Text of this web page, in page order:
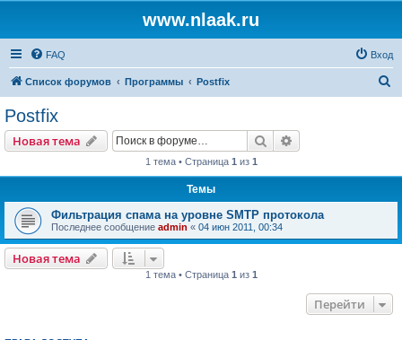
www.nlaak.ru
FAQ Вход
Список форумов Программы Postfix
Postfix
Новая тема Поиск
1 тема • Страница 1 из 1
Темы
Фильтрация спама на уровне SMTP протокола
Последнее сообщение admin « 04 июн 2011, 00:34
Новая тема
1 тема • Страница 1 из 1
Перейти